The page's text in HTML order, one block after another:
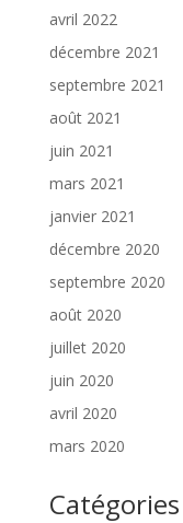
avril 2022
décembre 2021
septembre 2021
août 2021
juin 2021
mars 2021
janvier 2021
décembre 2020
septembre 2020
août 2020
juillet 2020
juin 2020
avril 2020
mars 2020
Catégories